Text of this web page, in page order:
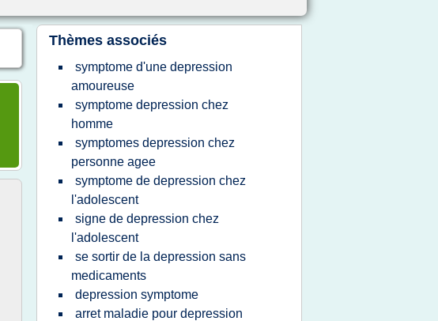
Thèmes associés
symptome d'une depression
amoureuse
symptome depression chez
homme
symptomes depression chez
personne agee
symptome de depression chez
l'adolescent
signe de depression chez
l'adolescent
se sortir de la depression sans
medicaments
depression symptome
arret maladie pour depression